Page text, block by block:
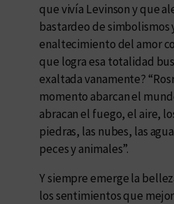
que vivía Levinson y que
bastardeo de simbolismos
enaltecimiento del amor
que logra esa totalidad
exaltada vanamente?
momento abarcan el
abracan el fuego, el aire,
piedras, las nubes, las
peces y animales”.
Y siempre emerge la
los sentimientos que